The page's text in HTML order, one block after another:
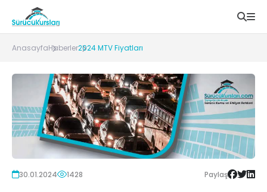
AnasayfaHaberler2024 MTV Fiyatları
30.01.2024 1428 Paylaş